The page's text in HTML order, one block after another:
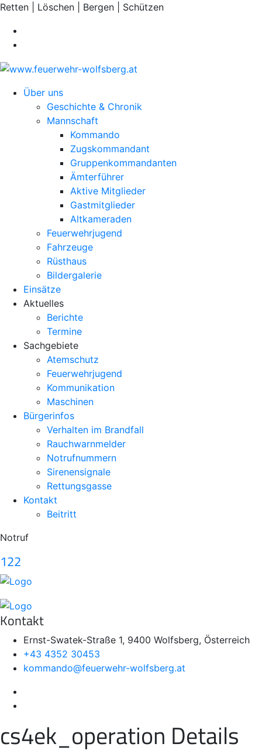
Retten | Löschen | Bergen | Schützen
Über uns
Geschichte & Chronik
Mannschaft
Kommando
Zugskommandant
Gruppenkommandanten
Ämterführer
Aktive Mitglieder
Gastmitglieder
Altkameraden
Feuerwehrjugend
Fahrzeuge
Rüsthaus
Bildergalerie
Einsätze
Aktuelles
Berichte
Termine
Sachgebiete
Atemschutz
Feuerwehrjugend
Kommunikation
Maschinen
Bürgerinfos
Verhalten im Brandfall
Rauchwarnmelder
Notrufnummern
Sirenensignale
Rettungsgasse
Kontakt
Beitritt
Notruf
122
Kontakt
Ernst-Swatek-Straße 1, 9400 Wolfsberg, Österreich
+43 4352 30453
kommando@feuerwehr-wolfsberg.at
cs4ek_operation Details